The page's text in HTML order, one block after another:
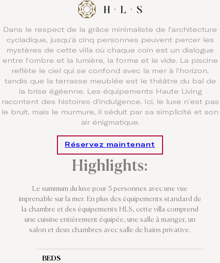
Dans le respect de la grâce minimaliste de l’architecture
cycladique, jusqu’à cinq personnes peuvent percer les
mystères de cette villa où chaque coin est un dialogue
entre l’ombre et la lumière, la forme et le vide. La piscine
reflète le ciel qui se confond avec la mer à l’horizon,
tandis que la terrasse meublée est le théâtre du bal de
la brise égéenne. Les équipements Haute Living
racontent des histoires d’indulgence. Ici, le luxe n’est pas
le bruit, mais le murmure, il séduit par sa simplicité et son
air énigmatique.
Réservez maintenant
Highlights:
Le summum du luxe pour 5 personnes avec une vue
imprenable sur la mer. En plus des équipements standard de
la chambre et des équipements HLS, cette villa comprend
une cuisine entièrement équipée, une salle à manger, un
salon et deux chambres avec salle de bains privative.
BEDS